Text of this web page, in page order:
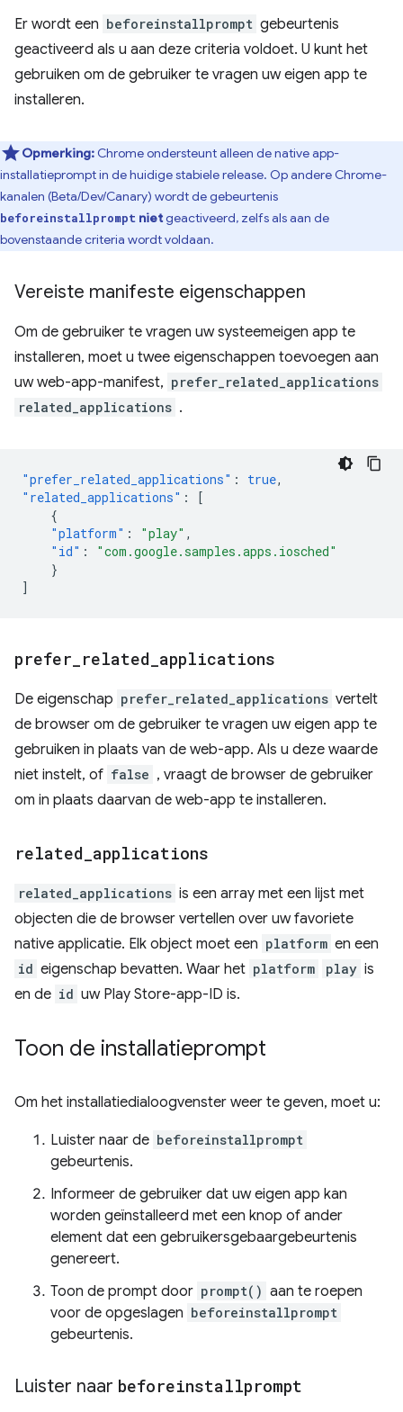
Er wordt een beforeinstallprompt gebeurtenis
geactiveerd als u aan deze criteria voldoet. U kunt het
gebruiken om de gebruiker te vragen uw eigen app te
installeren.
Opmerking: Chrome ondersteunt alleen de native app-
installatieprompt in de huidige stabiele release. Op andere Chrome-
kanalen (Beta/Dev/Canary) wordt de gebeurtenis
beforeinstallprompt nietgeactiveerd, zelfs als aan de
bovenstaande criteria wordt voldaan.
Vereiste manifeste eigenschappen
Om de gebruiker te vragen uw systeemeigen app te
installeren, moet u twee eigenschappen toevoegen aan
uw web-app-manifest, prefer_related_applications
related_applications .
"prefer_related_applications" : true,
"related_applications" :
[
{
"platform" : "play" ,
"id" :
"com.google.samples.apps.iosched"
}
]
prefer related applications
De eigenschap prefer_related_applications vertelt
de browser om de gebruiker te vragen uw eigen app te
gebruiken in plaats van de web-app. Als u deze waarde
niet instelt, of false , vraagt ​​de browser de gebruiker
om in plaats daarvan de web-app te installeren.
related applications
related_applications is een array met een lijst met
objecten die de browser vertellen over uw favoriete
native applicatie. Elk object moet een platform en een
id eigenschap bevatten. Waar het platform play is
en de id uw Play Store-app-ID is.
Toon de installatieprompt
Om het installatiedialoogvenster weer te geven, moet u:
Luister naar de beforeinstallprompt
gebeurtenis.
Informeer de gebruiker dat uw eigen app kan
worden geïnstalleerd met een knop of ander
element dat een gebruikersgebaargebeurtenis
genereert.
Toon de prompt door prompt() aan te roepen
voor de opgeslagen beforeinstallprompt
gebeurtenis.
Luister naar beforeinstallprompt